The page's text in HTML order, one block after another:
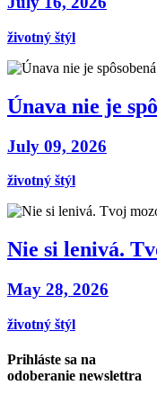
životný štýl
Únava nie je
July 09, 2026
životný štýl
Nie si lenivá.
May 28, 2026
životný štýl
Prihláste sa na
odoberanie newslettra